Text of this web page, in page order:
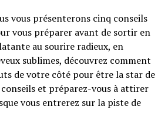
vous présenterons cinq conseils
vous préparer avant de sortir en
au sourire radieux, en
sublimes, découvrez comment
de votre côté pour être la star de
conseils et préparez-vous à attirer
vous entrerez sur la piste de